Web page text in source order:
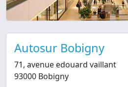
Autosur Bobigny
71, avenue edouard vaillant
93000 Bobigny